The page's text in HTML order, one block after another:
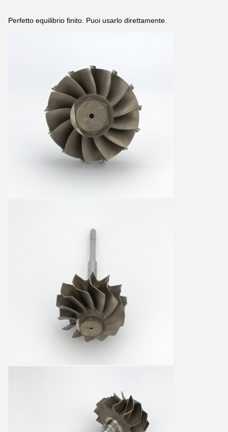
Perfetto equilibrio finito. Puoi usarlo direttamente.